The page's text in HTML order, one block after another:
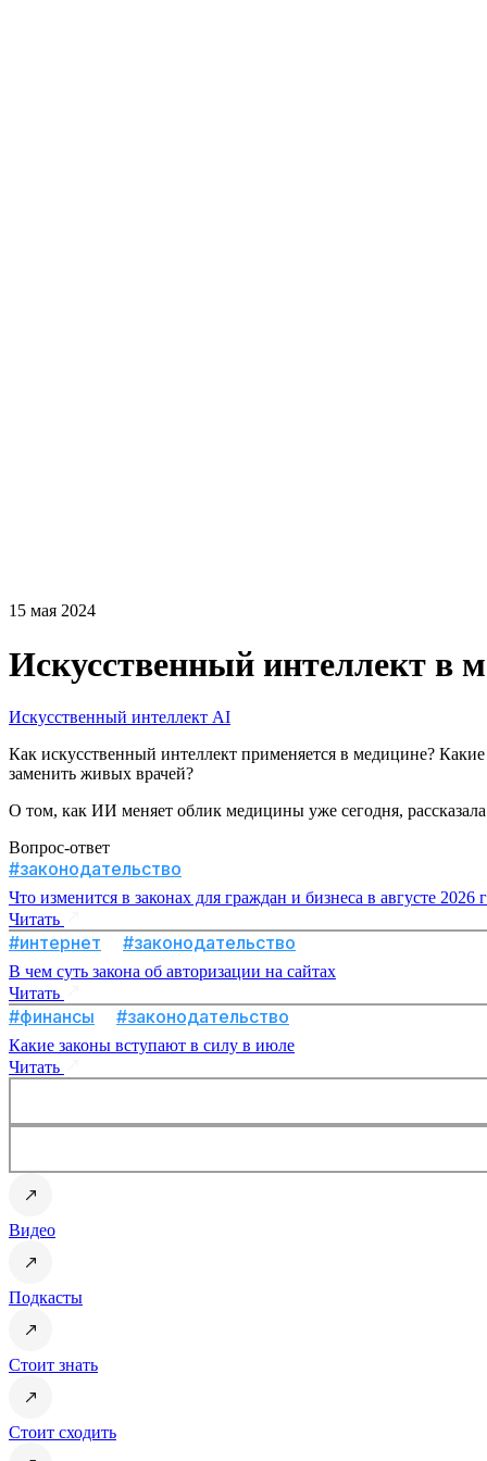
15 мая 2024
Искусственный интеллект в
Искусственный интеллект AI
Как искусственный интеллект применяется в медицине?
заменить живых врачей?
О том, как ИИ меняет облик медицины уже сегодня,
Вопрос-ответ
#законодательство
Что изменится в законах для граждан и бизнеса в августе 2026
Читать
#интернет #законодательство
В чем суть закона об авторизации на сайтах
Читать
#финансы #законодательство
Какие законы вступают в силу в июле
Читать
Видео
Подкасты
Стоит знать
Стоит сходить